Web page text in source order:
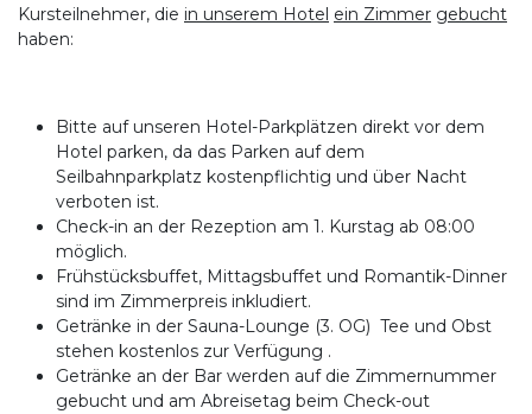
Kursteilnehmer, die in unserem Hotel ein Zimmer gebucht
haben:
Bitte auf unseren Hotel-Parkplätzen direkt vor dem
Hotel parken, da das Parken auf dem
Seilbahnparkplatz kostenpflichtig und über Nacht
verboten ist.
Check-in an der Rezeption am 1. Kurstag ab 08:00
möglich.
Frühstücksbuffet, Mittagsbuffet und Romantik-Dinner
sind im Zimmerpreis inkludiert.
Getränke in der Sauna-Lounge (3. OG) Tee und Obst
stehen kostenlos zur Verfügung .
Getränke an der Bar werden auf die Zimmernummer
gebucht und am Abreisetag beim Check-out